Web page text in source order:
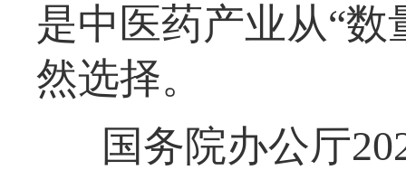
是中医药产业从“数
然选择。
国务院办公厅